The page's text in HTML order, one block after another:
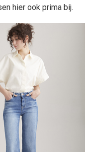
hier ook prima bij.